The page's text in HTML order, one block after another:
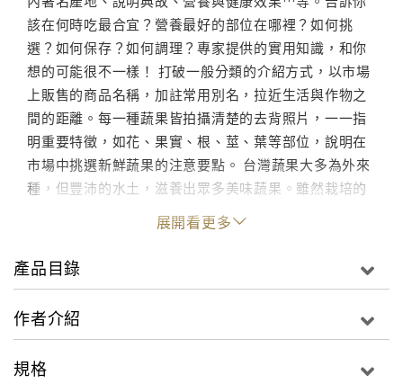
該在何時吃最合宜？營養最好的部位在哪裡？如何挑
選？如何保存？如何調理？專家提供的實用知識，和你
想的可能很不一樣！ 打破一般分類的介紹方式，以市場
上販售的商品名稱，加註常用別名，拉近生活與作物之
間的距離。每一種蔬果皆拍攝清楚的去背照片，一一指
明重要特徵，如花、果實、根、莖、葉等部位，說明在
市場中挑選新鮮蔬果的注意要點。 台灣蔬果大多為外來
種，但豐沛的水土，滋養出眾多美味蔬果。雖然栽培的
技術與品質不斷進步，但常因為流行風潮或行情哄抬，
造成農家搶種與追價，反而導致一些滋味單純、賣相質
樸的美味品種，日益消失。其實蔬果在合適的季節、氣
候生長，含有的營養素最多，病蟲害少，農藥也不須使
道。
展開看更多
產品目錄
作者介紹
規格